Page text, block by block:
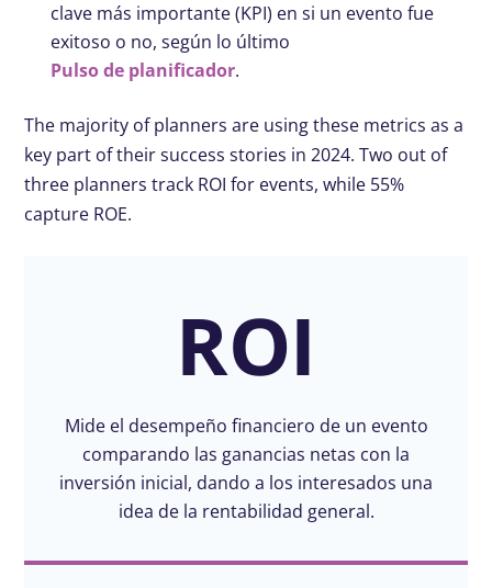
clave más importante (KPI) en si un evento fue
exitoso o no, según lo último
Pulso de planificador.
The majority of planners are using these metrics as a
key part of their success stories in 2024. Two out of
three planners track ROI for events, while 55%
capture ROE.
ROI
Mide el desempeño financiero de un evento
comparando las ganancias netas con la
inversión inicial, dando a los interesados ​​una
idea de la rentabilidad general.